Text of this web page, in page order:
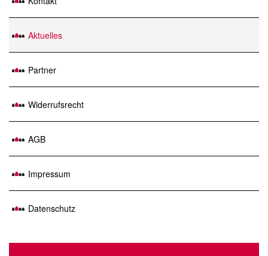
Aktuelles
Partner
Widerrufsrecht
AGB
Impressum
Datenschutz